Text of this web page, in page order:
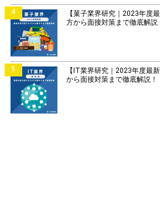
4
【菓子業界研究｜2023年度
方から面接対策まで徹底解説
5
【IT業界研究｜2023年度最
から面接対策まで徹底解説！